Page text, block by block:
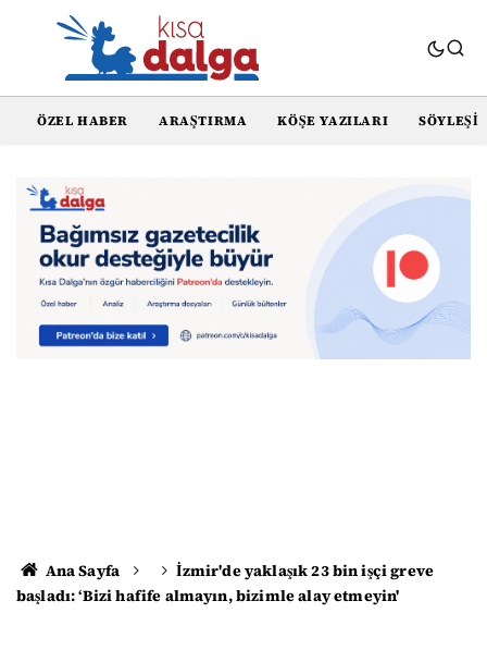
ÖZEL HABER ARAŞTIRMA KÖŞE YAZILARI SÖYLEŞI
Ana Sayfa
İzmir'de yaklaşık 23 bin işçi greve
başladı: ‘Bizi hafife almayın, bizimle alay etmeyin'